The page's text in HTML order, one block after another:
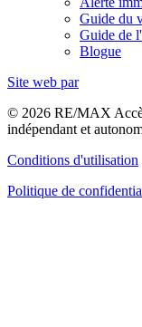
Guide du
Guide de
Blogue
Site web par
© 2026 RE/MAX
indépendant et
Conditions d'utilisation
Politique de